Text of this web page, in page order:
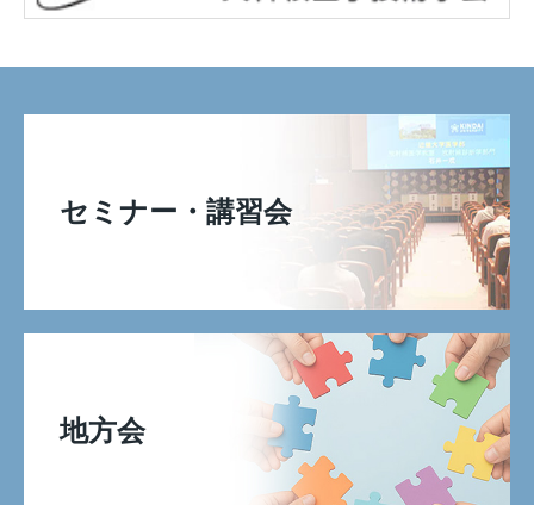
セミナー・講習会
地方会